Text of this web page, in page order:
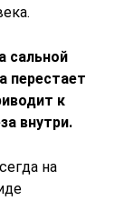
сальной
перестает
к
внутри.
на